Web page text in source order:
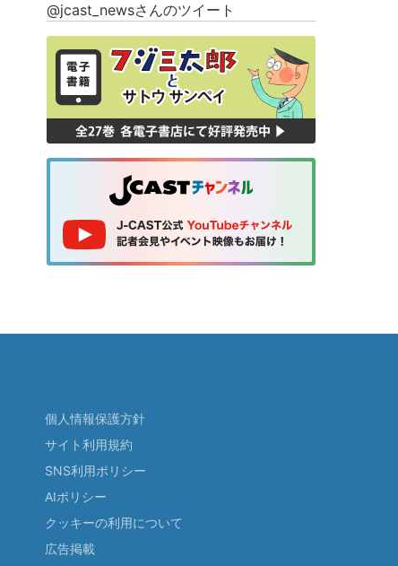
@jcast_newsさんのツイート
個人情報保護方針
サイト利用規約
SNS利用ポリシー
AIポリシー
クッキーの利用について
広告掲載